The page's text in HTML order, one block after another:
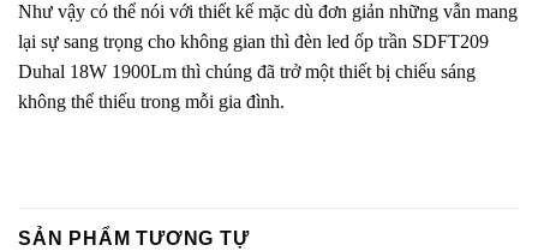
Như vậy có thể nói với thiết kế mặc dù đơn giản những vẫn mang
lại sự sang trọng cho không gian thì đèn led ốp trần SDFT209
Duhal 18W 1900Lm thì chúng đã trở một thiết bị chiếu sáng
không thể thiếu trong mỗi gia đình.
SẢN PHẨM TƯƠNG TỰ